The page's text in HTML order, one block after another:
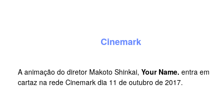
Cinemark
A animação do diretor Makoto Shinkai, Your Name. entra em
cartaz na rede Cinemark dia 11 de outubro de 2017.